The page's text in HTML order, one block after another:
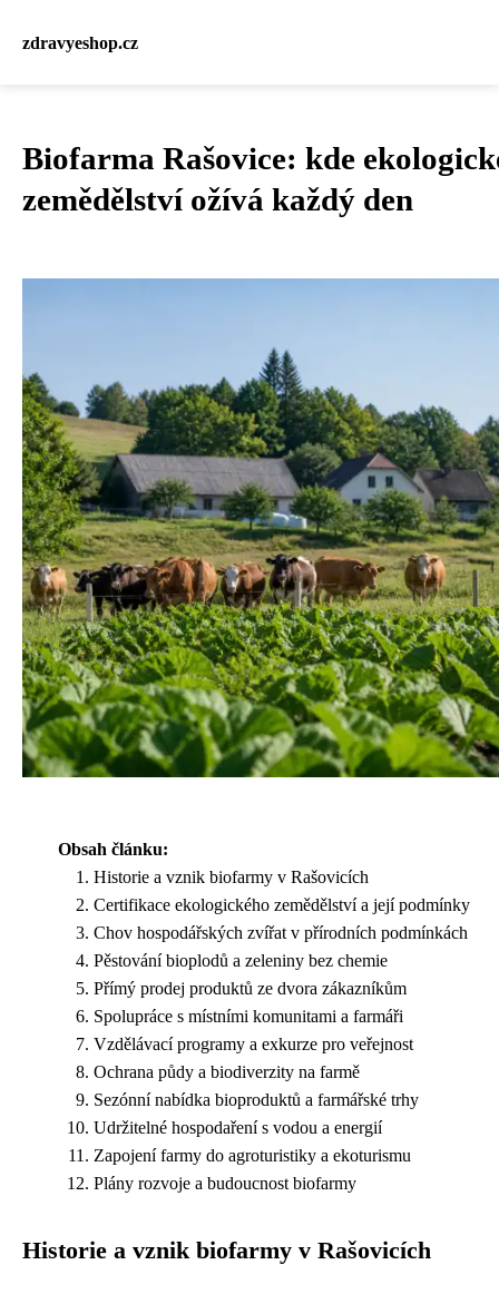
zdravyeshop.cz
Biofarma Rašovice: kde
zemědělství ožívá každý den
Obsah článku:
Historie a vznik biofarmy v Rašovicích
Certifikace ekologického zemědělství a její podmínky
Chov hospodářských zvířat v přírodních podmínkách
Pěstování bioplodů a zeleniny bez chemie
Přímý prodej produktů ze dvora zákazníkům
Spolupráce s místními komunitami a farmáři
Vzdělávací programy a exkurze pro veřejnost
Ochrana půdy a biodiverzity na farmě
Sezónní nabídka bioproduktů a farmářské trhy
Udržitelné hospodaření s vodou a energií
Zapojení farmy do agroturistiky a ekoturismu
Plány rozvoje a budoucnost biofarmy
Historie a vznik biofarmy v Rašovicích